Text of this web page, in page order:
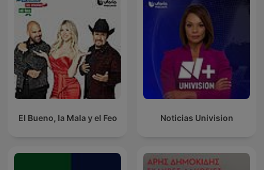
El Bueno, la Mala y el Feo Noticias Univision